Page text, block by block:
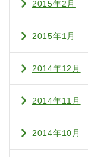
2015年2月
2015年1月
2014年12月
2014年11月
2014年10月